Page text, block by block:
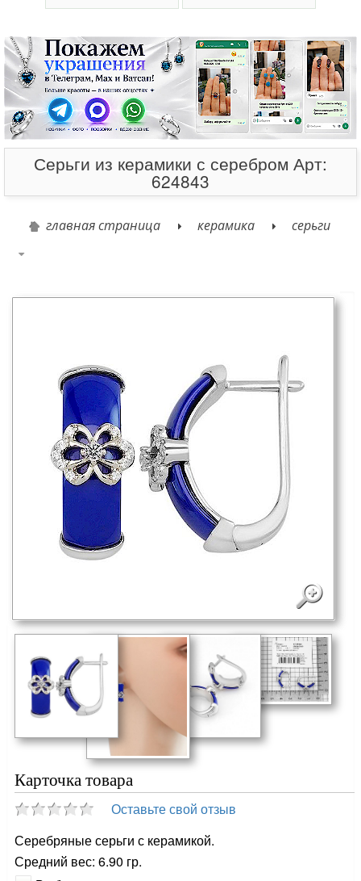
Серьги из керамики с серебром Арт:
624843
главная страница керамика серьги
Карточка товара
Оставьте свой отзыв
Серебряные серьги с керамикой.
Средний вес: 6.90 гр.